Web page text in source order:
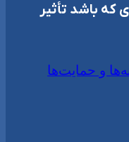
باشد تأثیر
و حمایت‌ها